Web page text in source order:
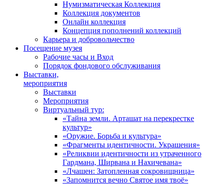
Нумизматическая Коллекция
Коллекция документов
Онлайн коллекция
Концепция пополнений коллекций
Карьера и добровольчество
Посещение музея
Рабочие часы и Вход
Порядок фондового обслуживания
Выставки,
мероприятия
Выставки
Мероприятия
Виртуальный тур:
«Тайна земли. Арташат на перекрестке
культур»
«Оружие. Борьба и культура»
«Фрагменты идентичности. Украшения»
«Реликвии идентичности из утраченного
Гардмана, Ширвана и Нахичевана»
«Лчашен: Затопленная сокровищница»
«Запомнится вечно Святое имя твоё»